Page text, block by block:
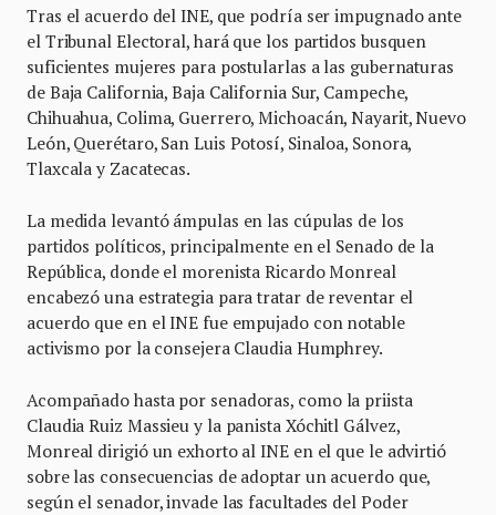
Tras el acuerdo del INE, que podría ser impugnado ante
el Tribunal Electoral, hará que los partidos busquen
suficientes mujeres para postularlas a las gubernaturas
de Baja California, Baja California Sur, Campeche,
Chihuahua, Colima, Guerrero, Michoacán, Nayarit, Nuevo
León, Querétaro, San Luis Potosí, Sinaloa, Sonora,
Tlaxcala y Zacatecas.
La medida levantó ámpulas en las cúpulas de los
partidos políticos, principalmente en el Senado de la
República, donde el morenista Ricardo Monreal
encabezó una estrategia para tratar de reventar el
acuerdo que en el INE fue empujado con notable
activismo por la consejera Claudia Humphrey.
Acompañado hasta por senadoras, como la priista
Claudia Ruiz Massieu y la panista Xóchitl Gálvez,
Monreal dirigió un exhorto al INE en el que le advirtió
sobre las consecuencias de adoptar un acuerdo que,
según el senador, invade las facultades del Poder